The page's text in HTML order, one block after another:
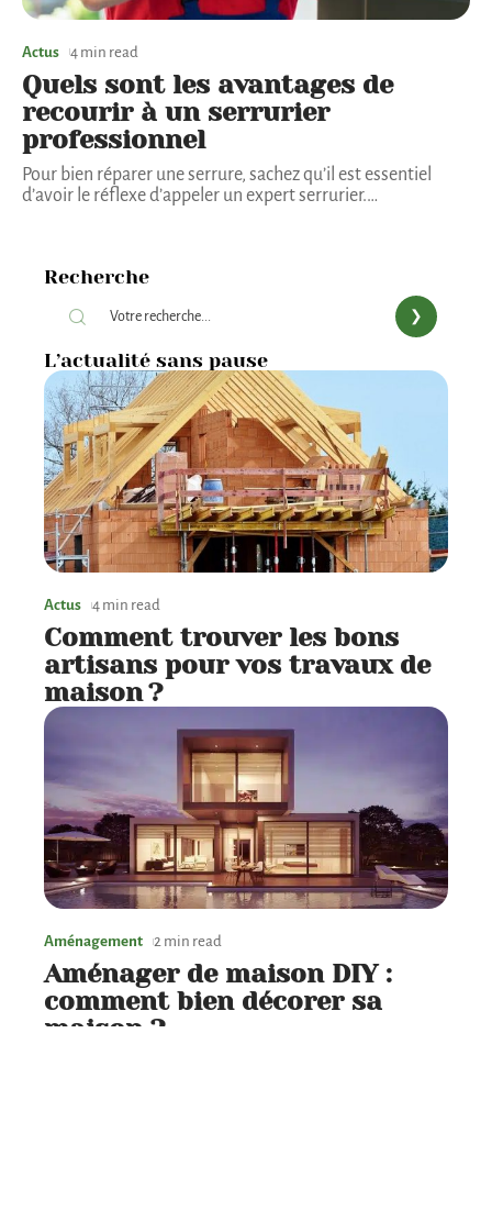
Actus 4 min read
Quels sont les avantages de
recourir à un serrurier
professionnel
Pour bien réparer une serrure, sachez qu’il est essentiel
d’avoir le réflexe d’appeler un expert serrurier.…
Recherche
L’actualité sans pause
Actus 4 min read
Comment trouver les bons
artisans pour vos travaux de
maison ?
Aménagement 2 min read
Aménager de maison DIY :
comment bien décorer sa
maison ?